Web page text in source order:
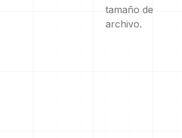
tamaño de
archivo.